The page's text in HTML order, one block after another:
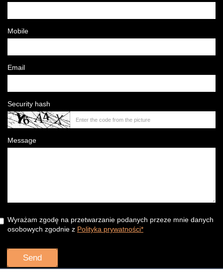
Mobile
Email
Security hash
Message
Wyrażam zgodę na przetwarzanie podanych przeze mnie danych
osobowych zgodnie z Polityka prywatności*